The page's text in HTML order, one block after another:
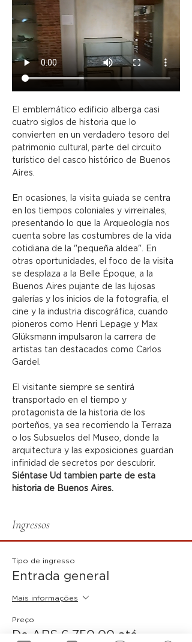
El emblemático edificio alberga casi
cuatro siglos de historia que lo
convierten en un verdadero tesoro del
patrimonio cultural, parte del circuito
turístico del casco histórico de Buenos
Aires.
En ocasiones, la visita guiada se centra
en los tiempos coloniales y virreinales,
presentando lo que la Arqueología nos
cuenta sobre las costumbres de la vida
cotidiana de la "pequeña aldea". En
otras oportunidades, el foco de la visita
se desplaza a la Belle Époque, a la
Buenos Aires pujante de las lujosas
galerías y los inicios de la fotografia, el
cine y la industria discográfica, cuando
pioneros como Henri Lepage y Max
Glüksmann impulsaron la carrera de
artistas tan destacados como Carlos
Gardel.
El visitante siempre se sentirá
transportado en el tiempo y
protagonista de la historia de los
porteños, ya sea recorriendo la Terraza
o los Subsuelos del Museo, donde la
arquitectura y las exposiciones guardan
infinidad de secretos por descubrir.
Siéntase Ud tambien parte de esta
historia de Buenos Aires.
Ingressos
Tipo de ingresso
Entrada general
Mais informações
Preço
De ARS 6.750,00 até